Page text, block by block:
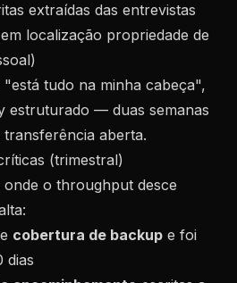
extraídas das entrevistas
localização propriedade de
"está tudo na minha cabeça",
estruturado — duas semanas
aberta.
(trimestral)
o throughput desce
cobertura de backup e foi
dias